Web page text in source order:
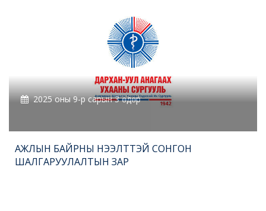
2025 оны 9-р сарын 3 өдөр
АЖЛЫН БАЙРНЫ НЭЭЛТТЭЙ СОНГОН
ШАЛГАРУУЛАЛТЫН ЗАР